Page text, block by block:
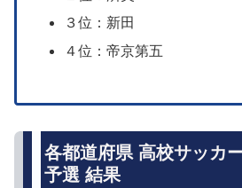
３位：新田
４位：帝京第五
各都道府県 高校サッカ
予選 結果